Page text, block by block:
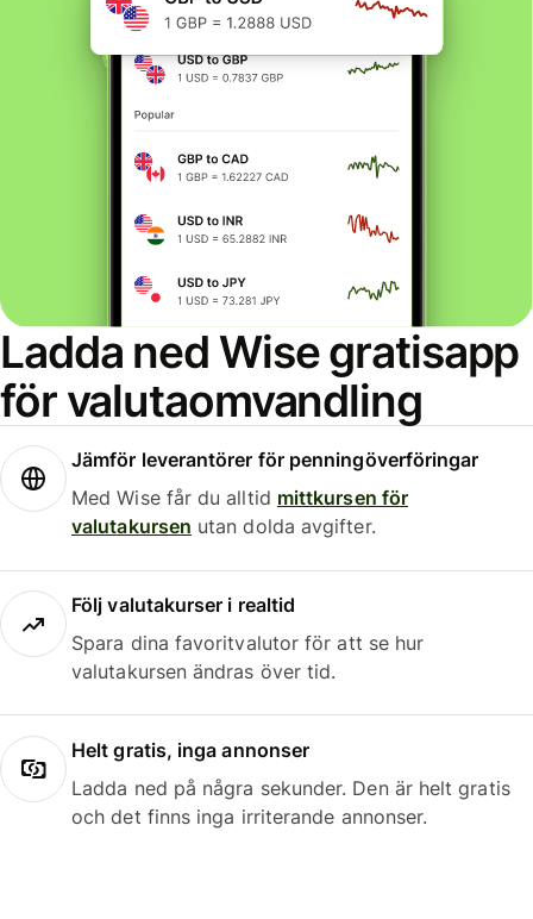
Ladda ned Wise gratisapp
för valutaomvandling
Jämför leverantörer för penningöverföringar
Med Wise får du alltid mittkursen för
valutakursen utan dolda avgifter.
Följ valutakurser i realtid
Spara dina favoritvalutor för att se hur
valutakursen ändras över tid.
Helt gratis, inga annonser
Ladda ned på några sekunder. Den är helt gratis
och det finns inga irriterande annonser.